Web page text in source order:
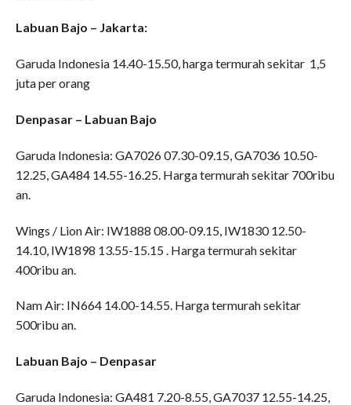
Labuan Bajo – Jakarta:
Garuda Indonesia 14.40-15.50, harga termurah sekitar 1,5
juta per orang
Denpasar – Labuan Bajo
Garuda Indonesia: GA7026 07.30-09.15, GA7036 10.50-
12.25, GA484 14.55-16.25. Harga termurah sekitar 700ribu
an.
Wings / Lion Air: IW1888 08.00-09.15, IW1830 12.50-
14.10, IW1898 13.55-15.15 . Harga termurah sekitar
400ribu an.
Nam Air: IN664 14.00-14.55. Harga termurah sekitar
500ribu an.
Labuan Bajo – Denpasar
Garuda Indonesia: GA481 7.20-8.55, GA7037 12.55-14.25,